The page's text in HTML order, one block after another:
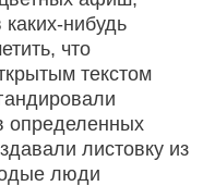
нибудь
что
текстом
определенных
листовку из
люди